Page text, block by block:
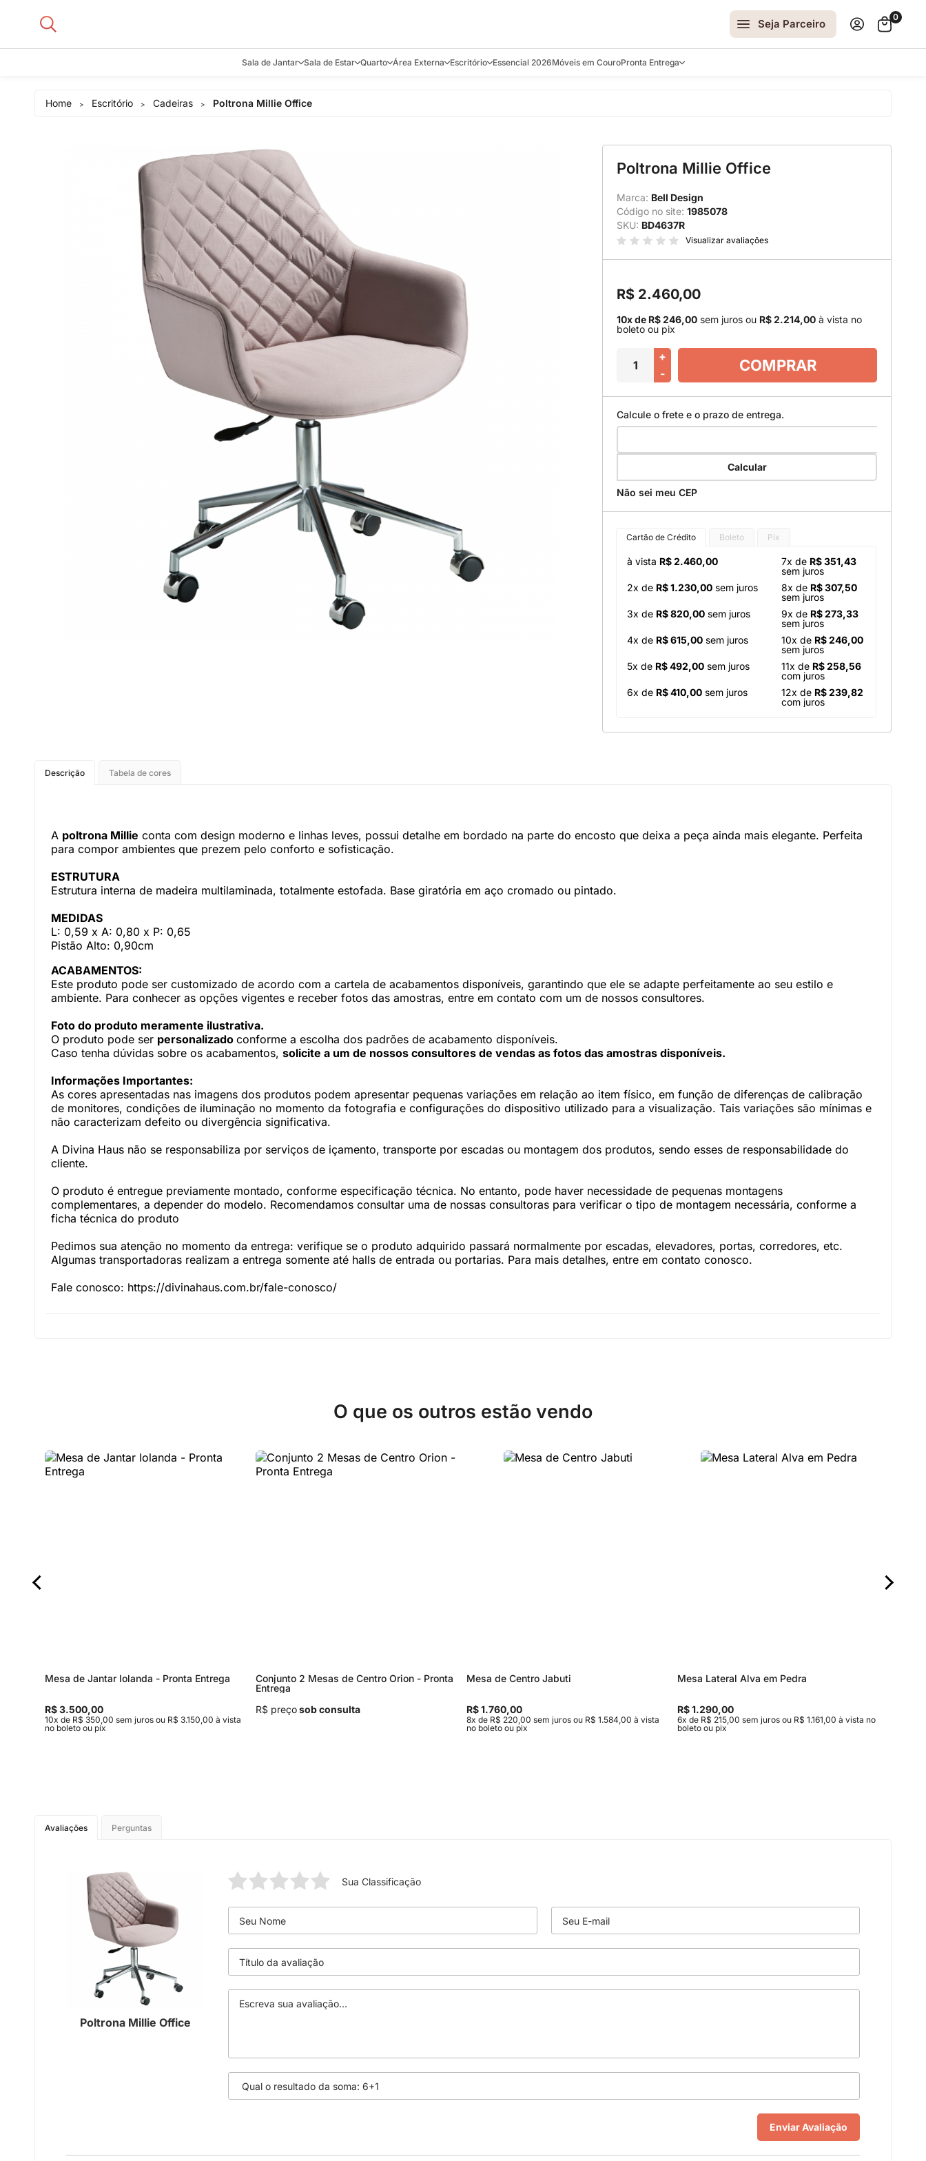
Seja Parceiro
0
Sala de Jantar
Carrinhos de Bar, Chá e
Adegas
Mesas de Jantar
Sala de Estar
Racks e Sofá Table
Puffs e Bancos
Sofás
Sofás Curvos e Orgânicos
Sofás Elétricos
Sofás Fixos e Ilha
Sofás Retráteis
Quarto Área Externa
Mesas Laterais
Poltronas
Escritório Essencial 2026Móveis em CouroPronta Entrega
Decoração e Espelhos
Mesas de Apoio e Laterais
Mesas de Centro
Mesas de Jantar
Móveis Soltos
Home > Escritório > Cadeiras > Poltrona Millie Office
Poltrona Millie Office
Marca: Bell Design
Código no site: 1985078
SKU: BD4637R
Visualizar avaliações
R$ 2.460,00
10x de R$ 246,00 sem juros ou R$ 2.214,00 à vista no
boleto ou pix
+
-
COMPRAR
Calcule o frete e o prazo de entrega.
Calcular
Não sei meu CEP
Cartão de Crédito Boleto Pix
à vista R$ 2.460,00
2x de R$ 1.230,00 sem juros
3x de R$ 820,00 sem juros
4x de R$ 615,00 sem juros
5x de R$ 492,00 sem juros
6x de R$ 410,00 sem juros
7x de R$ 351,43
sem juros
8x de R$ 307,50
sem juros
9x de R$ 273,33
sem juros
10x de R$ 246,00
sem juros
11x de R$ 258,56
com juros
12x de R$ 239,82
com juros
Descrição Tabela de cores
A poltrona Millie conta com design moderno e linhas leves, possui detalhe em bordado na parte do encosto que deixa a peça ainda mais elegante. Perfeita
para compor ambientes que prezem pelo conforto e sofisticação.
ESTRUTURA
Estrutura interna de madeira multilaminada, totalmente estofada. Base giratória em aço cromado ou pintado.
MEDIDAS
L: 0,59 x A: 0,80 x P: 0,65
Pistão Alto: 0,90cm
ACABAMENTOS:
Este produto pode ser customizado de acordo com a cartela de acabamentos disponíveis, garantindo que ele se adapte perfeitamente ao seu estilo e
ambiente. Para conhecer as opções vigentes e receber fotos das amostras, entre em contato com um de nossos consultores.
Foto do produto meramente ilustrativa.
O produto pode ser personalizado conforme a escolha dos padrões de acabamento disponíveis.
Caso tenha dúvidas sobre os acabamentos, solicite a um de nossos consultores de vendas as fotos das amostras disponíveis.
Informações Importantes:
As cores apresentadas nas imagens dos produtos podem apresentar pequenas variações em relação ao item físico, em função de diferenças de calibração
de monitores, condições de iluminação no momento da fotografia e configurações do dispositivo utilizado para a visualização. Tais variações são mínimas e
não caracterizam defeito ou divergência significativa.
A Divina Haus não se responsabiliza por serviços de içamento, transporte por escadas ou montagem dos produtos, sendo esses de responsabilidade do
cliente.
O produto é entregue previamente montado, conforme especificação técnica. No entanto, pode haver necessidade de pequenas montagens
complementares, a depender do modelo. Recomendamos consultar uma de nossas consultoras para verificar o tipo de montagem necessária, conforme a
ficha técnica do produto
Pedimos sua atenção no momento da entrega: verifique se o produto adquirido passará normalmente por escadas, elevadores, portas, corredores, etc.
Algumas transportadoras realizam a entrega somente até halls de entrada ou portarias. Para mais detalhes, entre em contato conosco.
Fale conosco: https://divinahaus.com.br/fale-conosco/
O que os outros estão vendo
Mesa de Jantar Iolanda - Pronta Entrega
R$ 3.500,00
10x de R$ 350,00 sem juros ou R$ 3.150,00 à vista
no boleto ou pix
Conjunto 2 Mesas de Centro Orion - Pronta
Entrega
R$ preçosob consulta
Mesa de Centro Jabuti
R$ 1.760,00
8x de R$ 220,00 sem juros ou R$ 1.584,00 à vista
no boleto ou pix
Mesa Lateral Alva em Pedra
R$ 1.290,00
6x de R$ 215,00 sem juros ou R$ 1.161,00 à vista no
boleto ou pix
Avaliações Perguntas
Poltrona Millie Office
Sua Classificação